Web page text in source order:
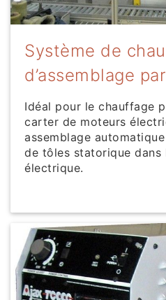
Système de
d’assemblage
Idéal pour le chauffage
carter de moteurs
assemblage
de tôles statorique
électrique.